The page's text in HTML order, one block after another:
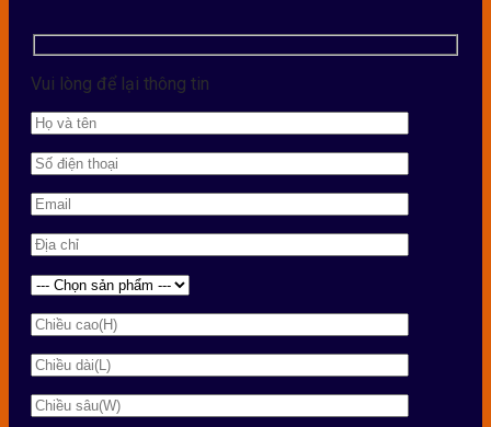
Vui lòng để lại thông tin